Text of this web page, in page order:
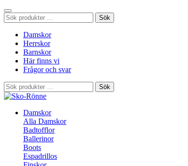
Sök
efter:
Sök
Damskor
Herrskor
Barnskor
Här finns vi
Frågor och svar
Sök
efter:
Sök
Damskor
Alla Damskor
Badtofflor
Ballerinor
Boots
Espadrillos